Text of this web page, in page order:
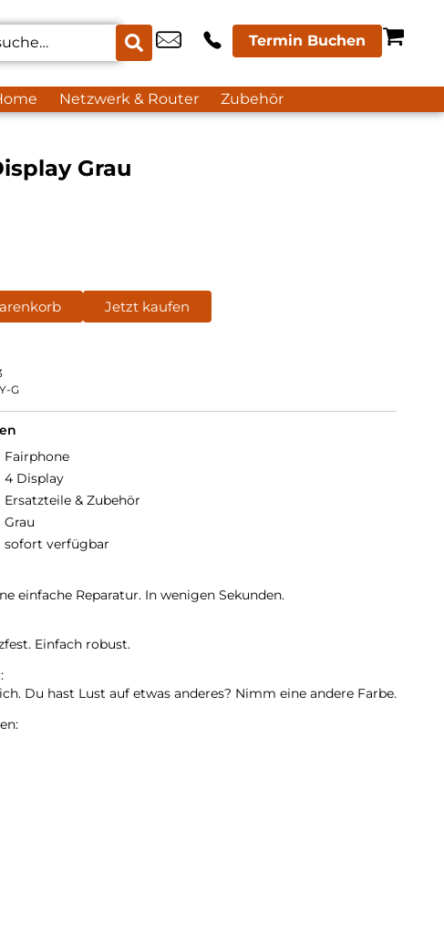
Termin Buchen
Netzwerk & Router Zubehör
Grau
Jetzt kaufen
G
Fairphone
4 Display
Ersatzteile & Zubehör
Grau
sofort verfügbar
einfache Reparatur. In wenigen Sekunden.
Einfach robust.
Du hast Lust auf etwas anderes? Nimm eine andere Farbe.
Magnesium im LCD-Display erhöht.